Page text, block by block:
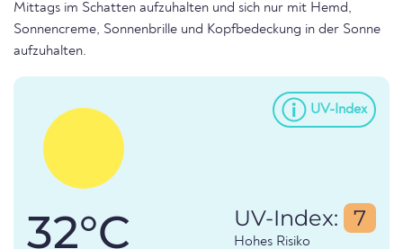
Mittags im Schatten aufzuhalten und sich nur mit Hemd,
Sonnencreme, Sonnenbrille und Kopfbedeckung in der Sonne
aufzuhalten.
UV-Index
32°C UV-Index: 7
Hohes Risiko